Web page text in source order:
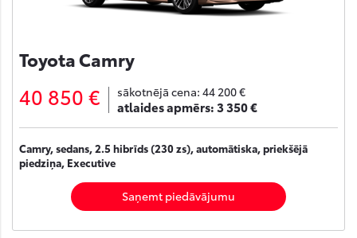
Toyota Camry
40 850 € sākotnējā cena: 44 200 €
atlaides apmērs:3 350 €
Camry, sedans, 2.5 hibrīds (230 zs), automātiska, priekšējā
piedziņa, Executive
Saņemt piedāvājumu